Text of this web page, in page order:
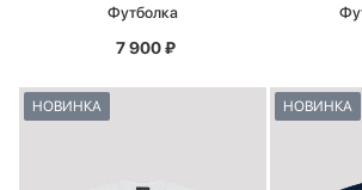
Футболка
7 900₽
НОВИНКА НОВИНКА